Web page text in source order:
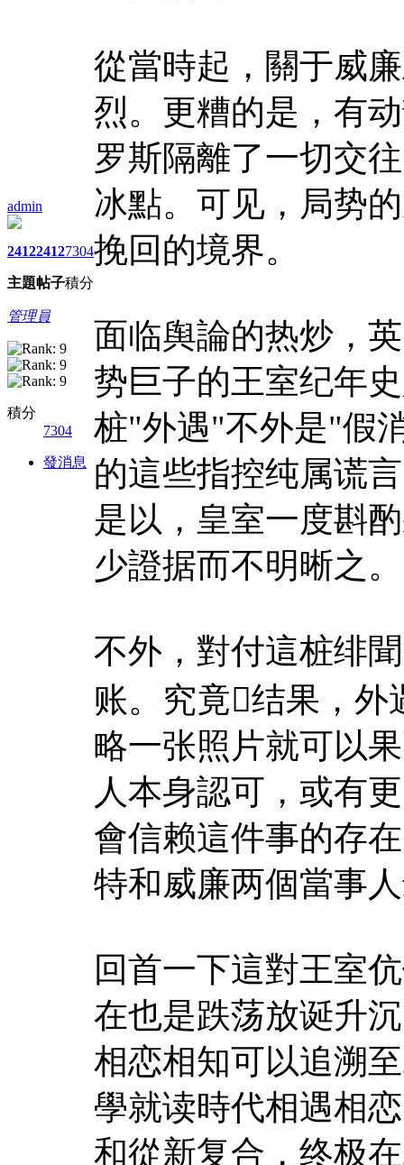
admin
2412
主題
2412
帖子
7304
積分
管理員
積分
7304
發消息
從當時起，關于威
烈。更糟的是，有
罗斯隔離了一切交
冰點。可见，局势
挽回的境界。
面临舆論的热炒，
势巨子的王室纪年
桩"外遇"不外是"假
的這些指控纯属谎
是以，皇室一度斟
少證据而不明晰之。
不外，對付這桩绯
账。究竟结果，外
略一张照片就可以
人本身認可，或有
會信赖這件事的存
特和威廉两個當事
回首一下這對王室
在也是跌荡放诞升
相恋相知可以追溯
學就读時代相遇相
和從新复合，终极